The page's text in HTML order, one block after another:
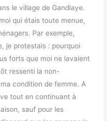
le village de Gandiaye.
qui étais toute menue,
Par exemple,
je protestais : pourquoi
forts que moi ne lavaient
ressenti la non-
condition de femme. A
tout en continuant à
sauf pour les